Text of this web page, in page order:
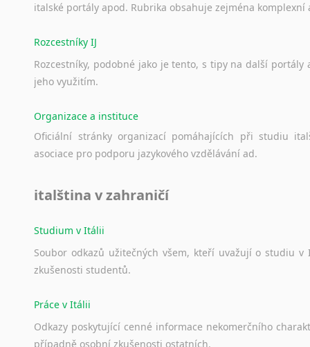
italské portály apod. Rubrika obsahuje zejména komplexní
Rozcestníky IJ
Rozcestníky, podobné jako je tento, s tipy na další portály
jeho využitím.
Organizace a instituce
Oficiální stránky organizací pomáhajících při studiu
asociace pro podporu jazykového vzdělávání ad.
italština v zahraničí
Studium v Itálii
Soubor odkazů užitečných všem, kteří uvažují o studiu v
zkušenosti studentů.
Práce v Itálii
Odkazy poskytující cenné informace nekomerčního
případně osobní zkušenosti ostatních.